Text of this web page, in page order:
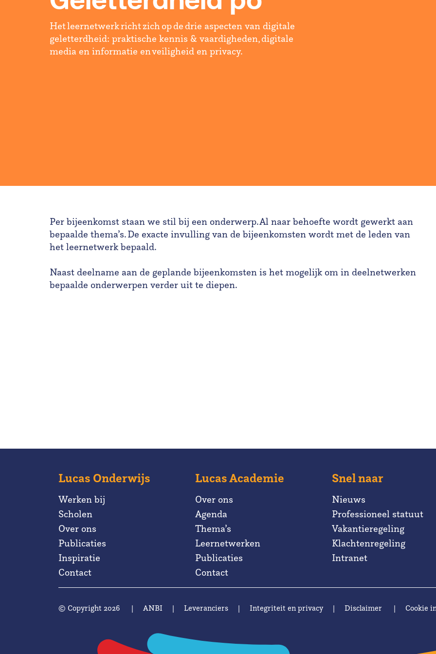
Het leernetwerk richt zich op de drie aspecten van digitale
geletterdheid: praktische kennis & vaardigheden, digitale
media en informatie en veiligheid en privacy.
Per bijeenkomst staan we stil bij een onderwerp. Al naar behoefte wordt gewerkt aan
bepaalde thema’s. De exacte invulling van de bijeenkomsten wordt met de leden van
het leernetwerk bepaald.
Naast deelname aan de geplande bijeenkomsten is het mogelijk om in deelnetwerken
bepaalde onderwerpen verder uit te diepen.
Lucas Onderwijs
Werken bij
Scholen
Over ons
Publicaties
Inspiratie
Contact
Lucas Academie
Over ons
Agenda
Thema’s
Leernetwerken
Publicaties
Contact
Snel naar
Nieuws
Professioneel statuut
Vakantieregeling
Klachtenregeling
Intranet
© Copyright 2026 | ANBI | Leveranciers | Integriteit en privacy | Disclaimer | Cookie